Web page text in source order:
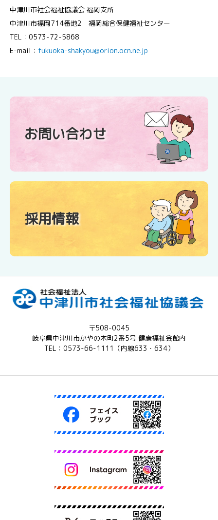
中津川市社会福祉協議会 福岡支所
中津川市福岡714番地2 福岡総合保健福祉センター
TEL：0573-72-5868
E-mail： fukuoka-shakyou@orion.ocn.ne.jp
お問い合わせ
採用情報
〒508-0045
岐阜県中津川市かやの木町2番5号 健康福祉会館内
TEL：0573-66-1111（内線633・634）